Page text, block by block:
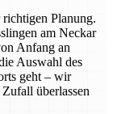
Planung.
am Neckar
Anfang an
Auswahl des
geht – wir
überlassen